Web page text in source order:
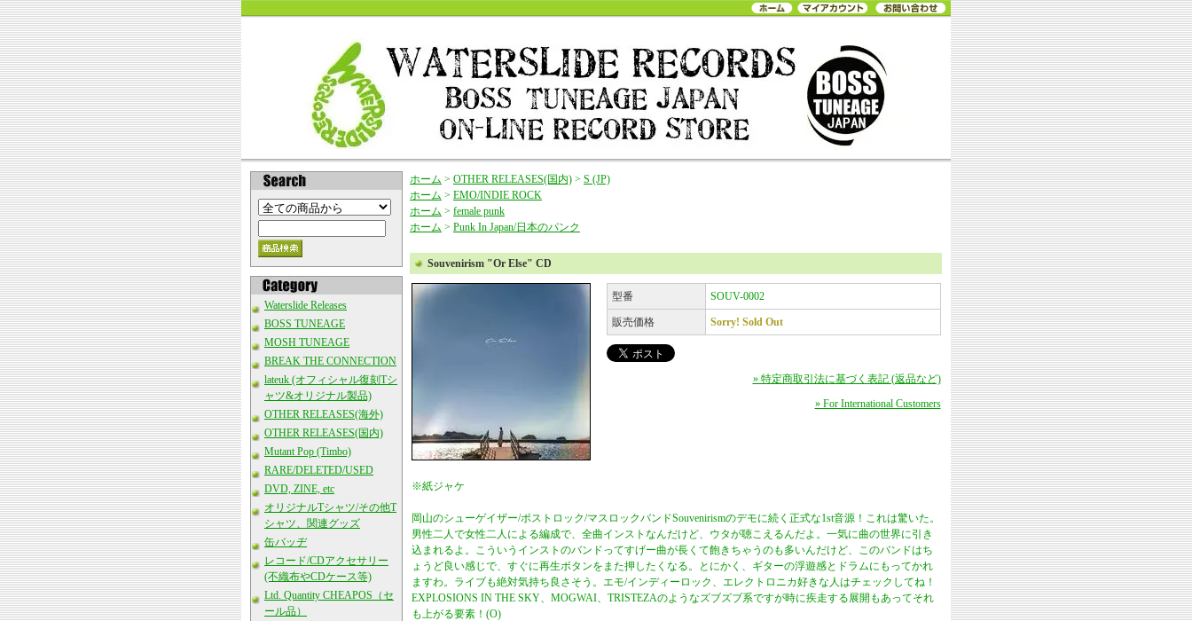
Waterslide Releases
BOSS TUNEAGE
MOSH TUNEAGE
BREAK THE CONNECTION
lateuk (オフィシャル復刻Tシ
ャツ&オリジナル製品)
OTHER RELEASES(海外)
OTHER RELEASES(国内)
Mutant Pop (Timbo)
RARE/DELETED/USED
DVD, ZINE, etc
オリジナルTシャツ/その他T
シャツ、関連グッズ
缶バッヂ
レコード/CDアクセサリー
(不織布やCDケース等)
Ltd. Quantity CHEAPOS（セ
ール品）
ホーム > OTHER RELEASES(国内) > S (JP)
ホーム > EMO/INDIE ROCK
ホーム > female punk
ホーム > Punk In Japan/日本のパンク
Souvenirism "Or Else" CD
型番 SOUV-0002
販売価格 Sorry! Sold Out
» 特定商取引法に基づく表記 (返品など)
» For International Customers
※紙ジャケ
岡山のシューゲイザー/ポストロック/マスロックバンドSouvenirismのデモに続く正式な1st音源！これは驚いた。
男性二人で女性二人による編成で、全曲インストなんだけど、ウタが聴こえるんだよ。一気に曲の世界に引き
込まれるよ。こういうインストのバンドってすげー曲が長くて飽きちゃうのも多いんだけど、このバンドはち
ょうど良い感じで、すぐに再生ボタンをまた押したくなる。とにかく、ギターの浮遊感とドラムにもってかれ
ますわ。ライブも絶対気持ち良さそう。エモ/インディーロック、エレクトロニカ好きな人はチェックしてね！
EXPLOSIONS IN THE SKY、MOGWAI、TRISTEZAのようなズブズブ系ですが時に疾走する展開もあってそれ
も上がる要素！(O)